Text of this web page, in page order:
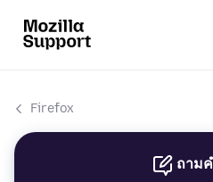
Firefox
ถาม